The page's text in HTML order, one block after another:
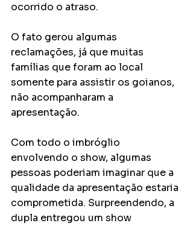
ocorrido o atraso.
O fato gerou algumas
reclamações, já que muitas
famílias que foram ao local
somente para assistir os goianos,
não acompanharam a
apresentação.
Com todo o imbróglio
envolvendo o show, algumas
pessoas poderiam imaginar que a
qualidade da apresentação estaria
comprometida. Surpreendendo, a
dupla entregou um show